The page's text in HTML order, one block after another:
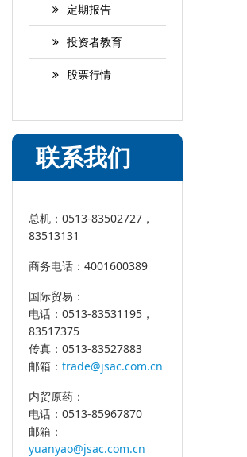
定期报告
投资者教育
股票行情
联系我们
总机：0513-83502727，
83513131
商务电话：4001600389
国际贸易：
电话：0513-83531195，
83517375
传真：0513-83527883
邮箱： trade@jsac.com.cn
内贸原药：
电话：0513-85967870
邮箱：
yuanyao@jsac.com.cn